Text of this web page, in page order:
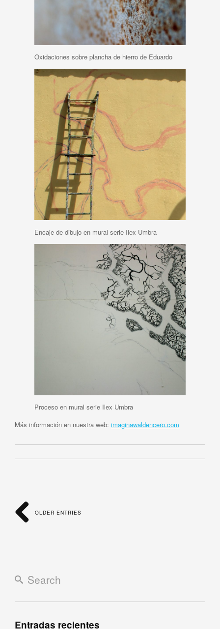
Oxidaciones sobre plancha de hierro de Eduardo
Encaje de dibujo en mural serie Ilex Umbra
Proceso en mural serie Ilex Umbra
Más información en nuestra web: imaginawaldencero.com
OLDER ENTRIES
Entradas recientes